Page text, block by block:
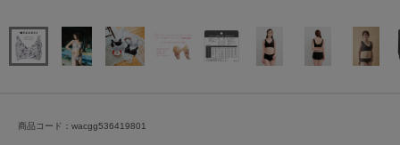
商品コード：wacgg536419801